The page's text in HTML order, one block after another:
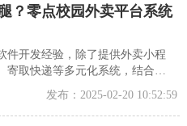
？零点校园外卖平台系统
件开发经验，除了提供外卖小程
寄取快递等多元化系统，结合校
功能，贴合用户生活，满足用
务平台。
发布：2025-02-20 10:52:59